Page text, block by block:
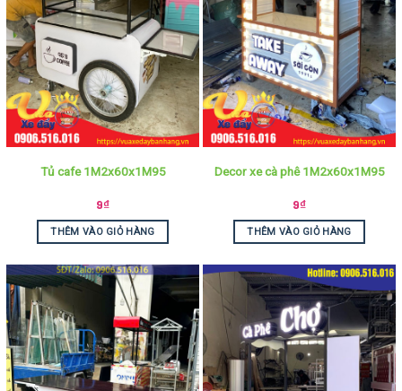
Tủ cafe 1M2x60x1M95
9₫
THÊM VÀO GIỎ HÀNG
Decor xe cà phê 1M2x60x1M95
9₫
THÊM VÀO GIỎ HÀNG